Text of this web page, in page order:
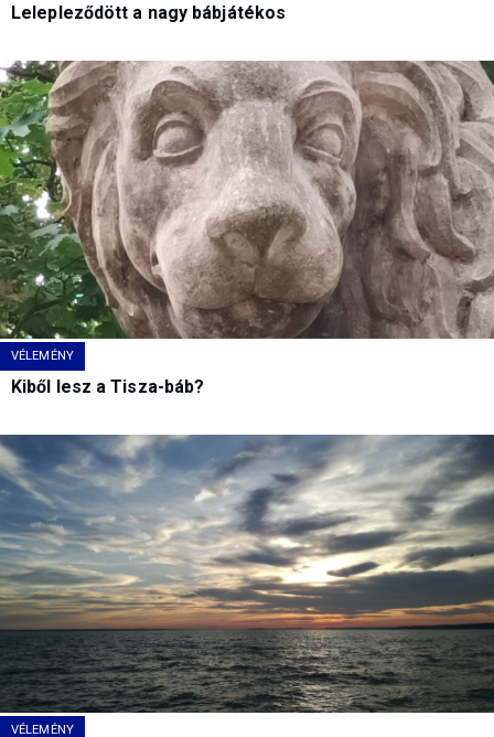
Lelepleződött a nagy bábjátékos
VÉLEMÉNY
Kiből lesz a Tisza-báb?
VÉLEMÉNY